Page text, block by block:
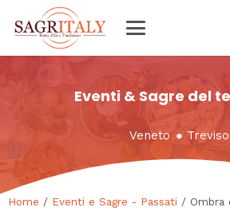
Eventi & Sagre del
Veneto ● Treviso
Home / Eventi e Sagre - Passati / Ombra